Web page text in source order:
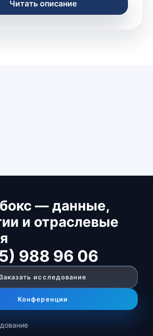
Читать описание
— данные,
и отраслевые
988 96 06
Заказать исследование
Конференции